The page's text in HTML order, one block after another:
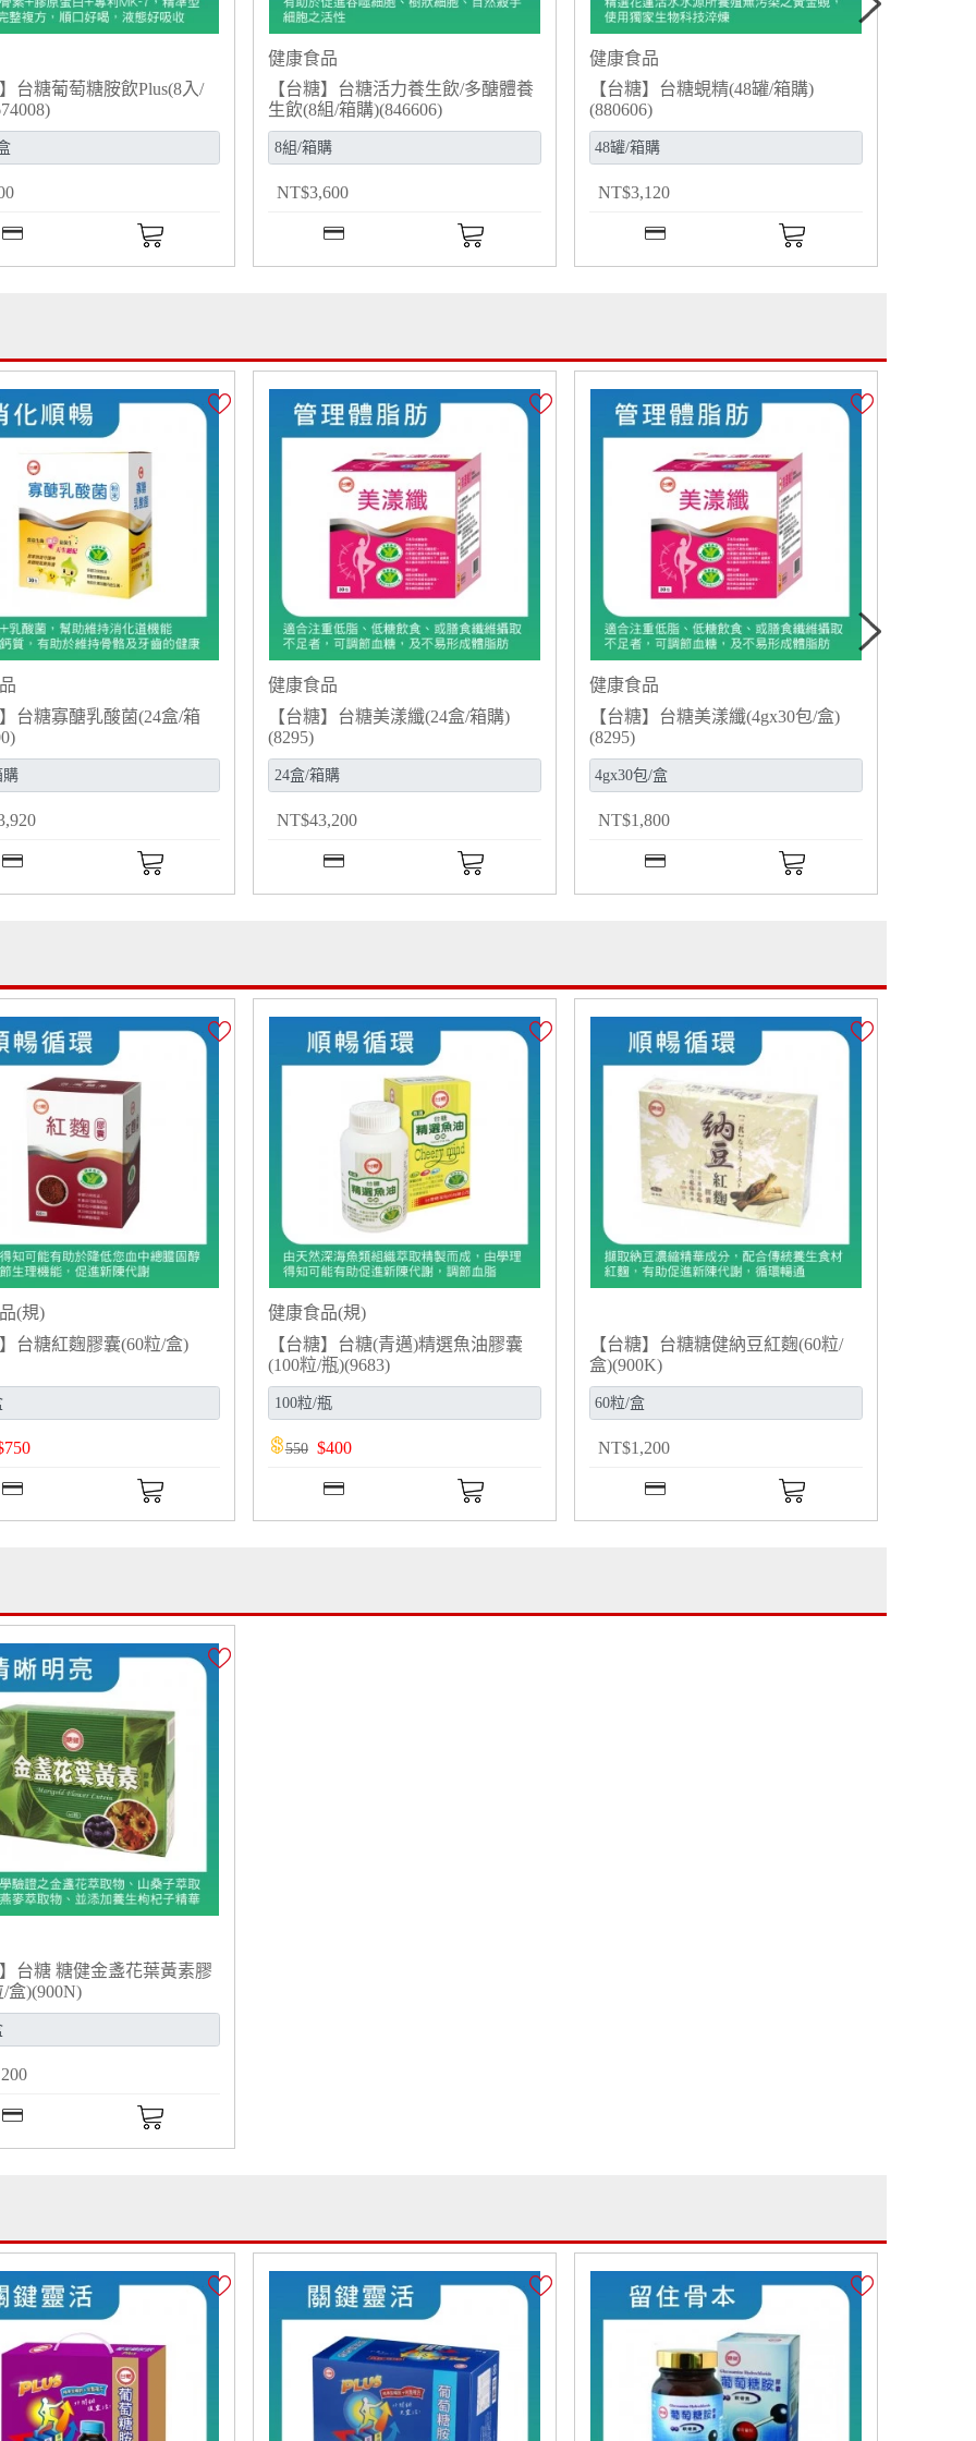
台糖葡萄糖胺飲Plus(8入/
健康食品
【台糖】台糖活力養生飲/多醣體養
生飲(8組/箱購)(846606)
NT$3,600
健康食品
【台糖】台糖蜆精(48罐/箱購)
(880606)
NT$3,120
台糖寡醣乳酸菌(24盒/箱
健康食品
【台糖】台糖美漾纖(24盒/箱購)
(8295)
NT$43,200
健康食品
【台糖】台糖美漾纖(4gx30包/盒)
(8295)
NT$1,800
(規)
台糖紅麴膠囊(60粒/盒)
750
健康食品(規)
【台糖】台糖(青邁)精選魚油膠囊
(100粒/瓶)(9683)
550 $400
【台糖】台糖糖健納豆紅麴(60粒/
盒)(900K)
NT$1,200
台糖 糖健金盞花葉黃素膠
盒)(900N)